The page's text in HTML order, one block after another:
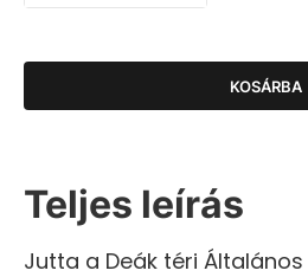
KOSÁRBA
Teljes leírás
Jutta a Deák téri